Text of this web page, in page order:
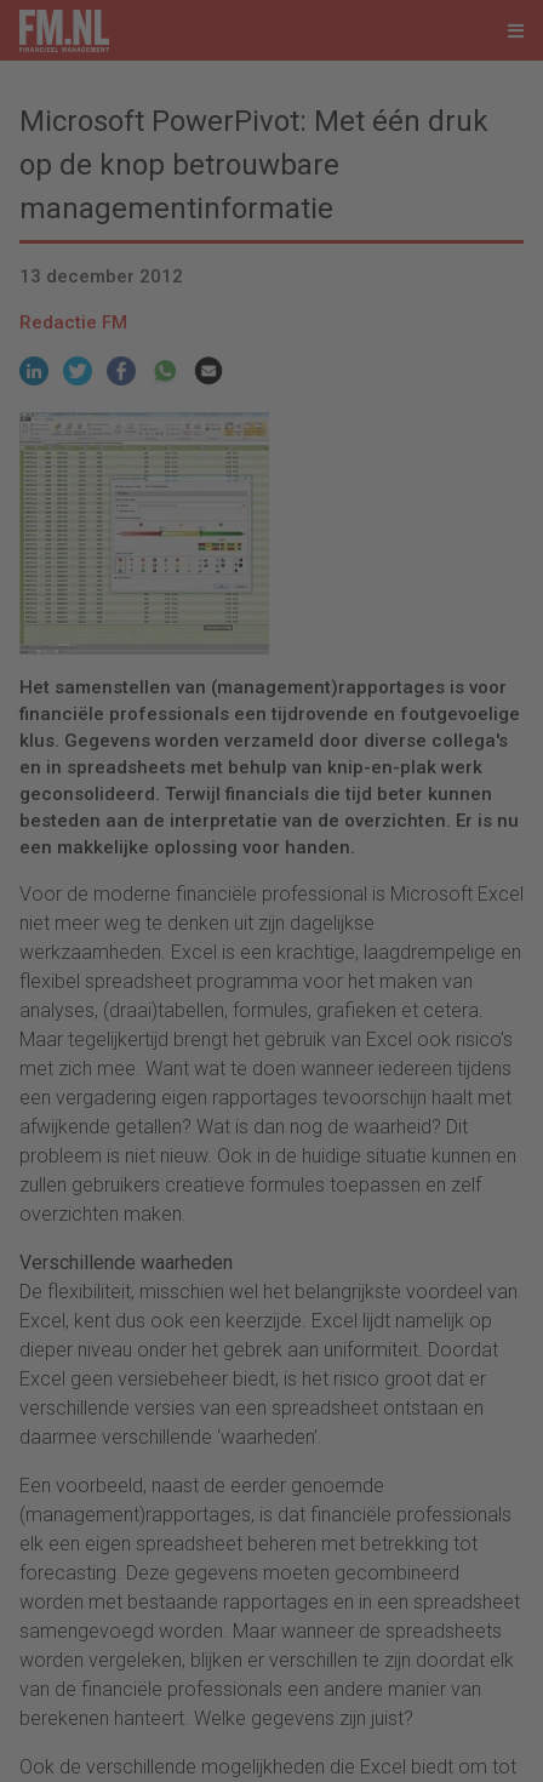
Microsoft PowerPivot: Met één druk
op de knop betrouwbare
managementinformatie
13 december 2012
Redactie FM
Het samenstellen van (management)rapportages is voor
financiële professionals een tijdrovende en foutgevoelige
klus. Gegevens worden verzameld door diverse collega's
en in spreadsheets met behulp van knip-en-plak werk
geconsolideerd. Terwijl financials die tijd beter kunnen
besteden aan de interpretatie van de overzichten. Er is nu
een makkelijke oplossing voor handen.
Voor de moderne financiële professional is Microsoft Excel
niet meer weg te denken uit zijn dagelijkse
werkzaamheden. Excel is een krachtige, laagdrempelige en
flexibel spreadsheet programma voor het maken van
analyses, (draai)tabellen, formules, grafieken et cetera.
Maar tegelijkertijd brengt het gebruik van Excel ook risico’s
met zich mee. Want wat te doen wanneer iedereen tijdens
een vergadering eigen rapportages tevoorschijn haalt met
afwijkende getallen? Wat is dan nog de waarheid? Dit
probleem is niet nieuw. Ook in de huidige situatie kunnen en
zullen gebruikers creatieve formules toepassen en zelf
overzichten maken.
Verschillende waarheden
De flexibiliteit, misschien wel het belangrijkste voordeel van
Excel, kent dus ook een keerzijde. Excel lijdt namelijk op
dieper niveau onder het gebrek aan uniformiteit. Doordat
Excel geen versiebeheer biedt, is het risico groot dat er
verschillende versies van een spreadsheet ontstaan en
daarmee verschillende ‘waarheden’.
Een voorbeeld, naast de eerder genoemde
(management)rapportages, is dat financiële professionals
elk een eigen spreadsheet beheren met betrekking tot
forecasting. Deze gegevens moeten gecombineerd
worden met bestaande rapportages en in een spreadsheet
samengevoegd worden. Maar wanneer de spreadsheets
worden vergeleken, blijken er verschillen te zijn doordat elk
van de financiële professionals een andere manier van
berekenen hanteert. Welke gegevens zijn juist?
Ook de verschillende mogelijkheden die Excel biedt om tot